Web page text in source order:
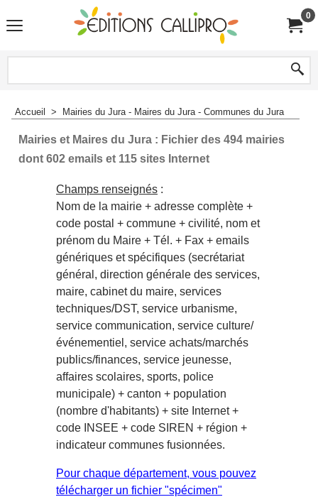
0
Accueil > Mairies du Jura - Maires du Jura - Communes du Jura
Mairies et Maires du Jura : Fichier des 494 mairies
dont 602 emails et 115 sites Internet
Champs renseignés :
Nom de la mairie + adresse complète +
code postal + commune + civilité, nom et
prénom du Maire + Tél. + Fax + emails
génériques et spécifiques (secrétariat
général, direction générale des services,
maire, cabinet du maire, services
techniques/DST, service urbanisme,
service communication, service culture/
événementiel, service achats/marchés
publics/finances, service jeunesse,
affaires scolaires, sports, police
municipale) + canton + population
(nombre d'habitants) + site Internet +
code INSEE + code SIREN + région +
indicateur communes fusionnées.
Pour chaque département, vous pouvez
télécharger un fichier "spécimen"